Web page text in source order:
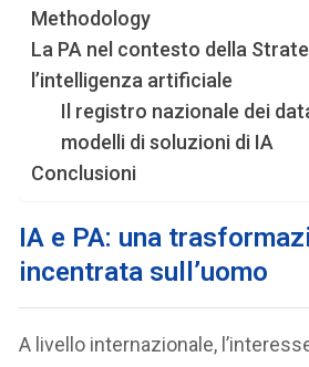
Methodology
La PA nel contesto della
l’intelligenza artificiale
Il registro nazionale dei
modelli di soluzioni di IA
Conclusioni
IA e PA: una
incentrata sull’uomo
A livello internazionale,